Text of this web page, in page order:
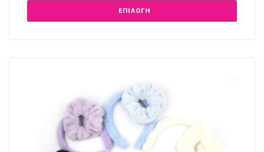
ΕΠΙΛΟΓΉ